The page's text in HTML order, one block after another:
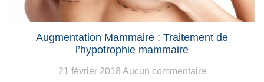
Augmentation Mammaire : Traitement de
l’hypotrophie mammaire
21 février 2018 Aucun commentaire